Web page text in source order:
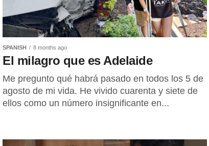
SPANISH 8 months ago
El milagro que es Adelaide
Me pregunto qué habrá pasado en todos los 5 de
agosto de mi vida. He vivido cuarenta y siete de
ellos como un número insignificante en...